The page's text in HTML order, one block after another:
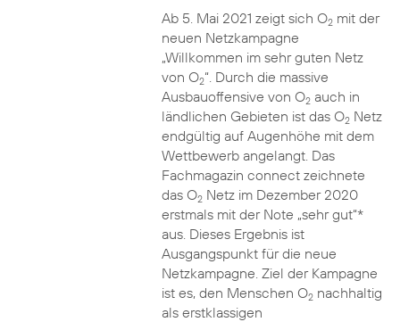
Ab 5. Mai 2021 zeigt sich O2mit der
neuen Netzkampagne
„Willkommen im sehr guten Netz
von O2“. Durch die massive
Ausbauoffensive von O2auch in
ländlichen Gebieten ist das O2Netz
endgültig auf Augenhöhe mit dem
Wettbewerb angelangt. Das
Fachmagazin connect zeichnete
das O2Netz im Dezember 2020
erstmals mit der Note „sehr gut“*
aus. Dieses Ergebnis ist
Ausgangspunkt für die neue
Netzkampagne. Ziel der Kampagne
ist es, den Menschen O2nachhaltig
als erstklassigen